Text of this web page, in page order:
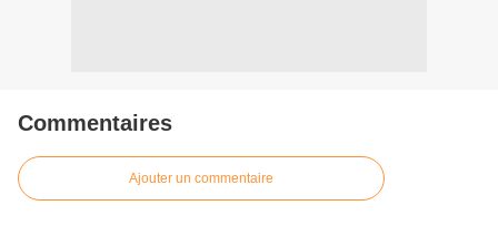
Commentaires
Ajouter un commentaire